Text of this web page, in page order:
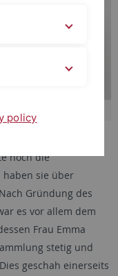
noch die
sie über
Gründung des
es vor allem dem
Frau Emma
stetig und
geschah einerseits
policy